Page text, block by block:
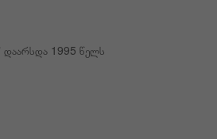
დაარსდა 1995 წელს